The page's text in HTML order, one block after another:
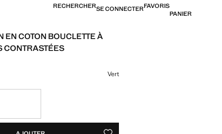
RECHERCHERSE CONNECTERFAVORIS
PANIER
EN COTON BOUCLETTE À
CONTRASTÉES
€ ]
couleur
Vert